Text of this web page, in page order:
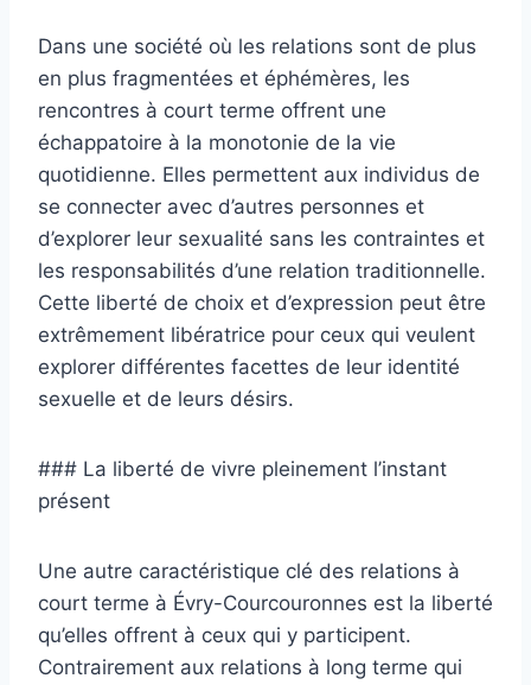
Dans une société où les relations sont de plus
en plus fragmentées et éphémères, les
rencontres à court terme offrent une
échappatoire à la monotonie de la vie
quotidienne. Elles permettent aux individus de
se connecter avec d’autres personnes et
d’explorer leur sexualité sans les contraintes et
les responsabilités d’une relation traditionnelle.
Cette liberté de choix et d’expression peut être
extrêmement libératrice pour ceux qui veulent
explorer différentes facettes de leur identité
sexuelle et de leurs désirs.
### La liberté de vivre pleinement l’instant
présent
Une autre caractéristique clé des relations à
court terme à Évry-Courcouronnes est la liberté
qu’elles offrent à ceux qui y participent.
Contrairement aux relations à long terme qui